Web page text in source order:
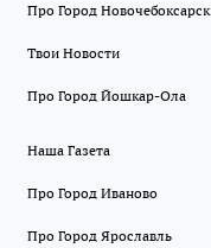
Про Город Новочебоксарск
Твои Новости
Про Город Йошкар-Ола
Наша Газета
Про Город Иваново
Про Город Ярославль